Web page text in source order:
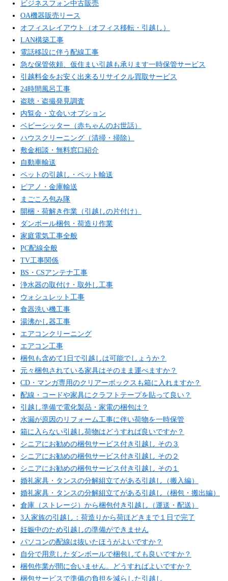
ビジネスフォン中古販売
OA機器販売リース
オフィスレイアウト（オフィス移転・引越し）
LAN構築工事
電話移設に伴う配線工事
急な保管依頼、仮住まい引越も承ります一時保管サービス
引越料金をお安く出来るリサイクル買取サービス
24時間風呂工事
盗聴・盗撮発見調査
内覧会・立会いオプション
ベビーシッター（赤ちゃんのお世話）
ハウスクリーニング（清掃・掃除）
敷金相談・無料窓口紹介
自動車輸送
ペットの引越し・ペット輸送
ピアノ・金庫輸送
まごころ包み隊
開梱・荷解き作業（引越しの片付け）
ダンボール梱包・荷造り作業
家庭電気工事全般
PC配線全般
TV工事関係
BS・CSアンテナ工事
浄水器の取付け・取外し工事
ウォシュレット工事
食器洗い機工事
湯沸かし器工事
エアコンクリーニング
エアコン工事
梱包も含めて1日で引越しは可能でしょうか？
元々梱包されている家具はそのまま運べますか？
CD・マンガ専用のクリアーボックスも箱に入れますか？
配線・コードや家具にクラフトテープを貼って良い？
引越し準備で電化製品・家電の梱包は？
水漏が原因のリフォーム工事に伴い荷物を一時保管
箱に入らない引越し荷物はどうすれば良いですか？
シニアにお勧めの梱包サービス付き引越し その３
シニアにお勧めの梱包サービス付き引越し その２
シニアにお勧めの梱包サービス付き引越し その１
婚礼家具・タンスの分解組立てがある引越し（搬入編）
婚礼家具・タンスの分解組立てがある引越し（梱包・搬出編）
倉庫（ストレージ）から梱包付き引越し（運送・配送）
3人家族の引越し：荷造りから荷ほどきまで１日で完了
妊娠中のため引越しの準備ができません
パソコンの配線は抜いたほうがよいですか？
自分で用意したダンボールで梱包しても良いですか？
梱包作業が間に合いません。どうすればよいですか？
梱包サービスで準備の負担を減らした引越し